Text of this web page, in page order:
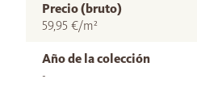
Precio (bruto)
59,95 €/m²
Año de la colección
-